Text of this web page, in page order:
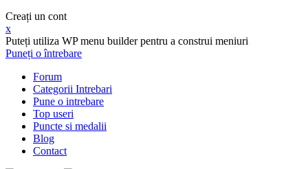
Creați un cont
x
Puteți utiliza WP menu builder pentru a construi meniuri
Puneți o întrebare
Forum
Categorii Intrebari
Pune o intrebare
Top useri
Puncte si medalii
Blog
Contact